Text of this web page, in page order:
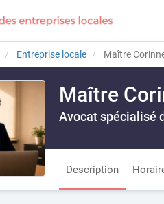
Entreprise locale Maître
Maître
Avocat spécialisé
Description